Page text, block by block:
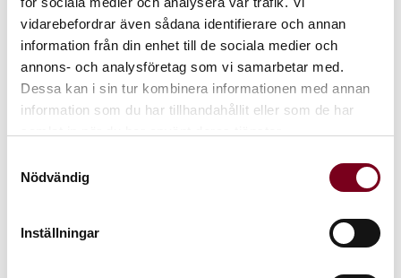
vidarebefordrar även sådana identifierare och annan
information från din enhet till de sociala medier och
annons- och analysföretag som vi samarbetar med.
Dessa kan i sin tur kombinera informationen med annan
information som du har tillhandahållit eller som de har
Nödvändig
Inställningar
Curly Fårskinn Sahara
1.249 kr
Curly Alpacka Ally Grå/Vit
315 kr